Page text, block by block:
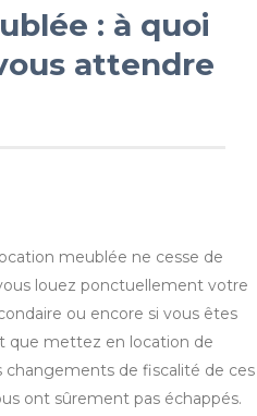
: à quoi
attendre
meublée ne cesse de
louez ponctuellement votre
ou encore si vous êtes
que mettez en location de
changements de fiscalité de ces
ont sûrement pas échappés.